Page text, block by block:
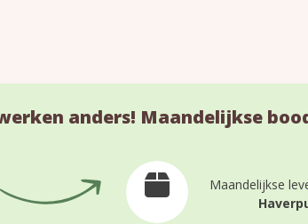
anders! Maandelijkse
Maandelijkse